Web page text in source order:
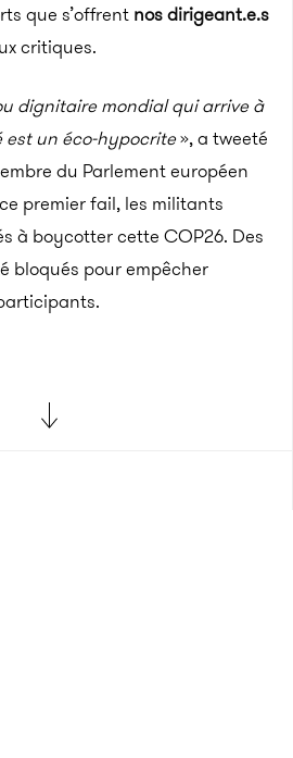
que s’offrent nos dirigeant.e.s
critiques.
dignitaire mondial qui arrive à
est un éco-hypocrite», a tweeté
du Parlement européen
premier fail, les militants
à boycotter cette COP26. Des
bloqués pour empêcher